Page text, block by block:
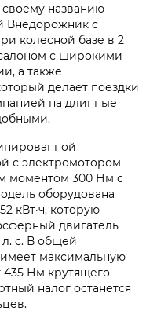
своему названию
Внедорожник с
колесной базе в 2
с широкими
а также
делает поездки
на длинные
с электромотором
моментом 300 Нм с
оборудована
кВт·ч, которую
двигатель
с. В общей
максимальную
435 Нм крутящего
налог останется